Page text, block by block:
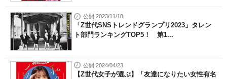
公開 2023/11/18
「Z世代SNSトレンドグランプリ2023」タレン
ト部門ランキングTOP5！ 第1...
公開 2024/04/23
【Z世代女子が選ぶ】「友達になりたい女性有名